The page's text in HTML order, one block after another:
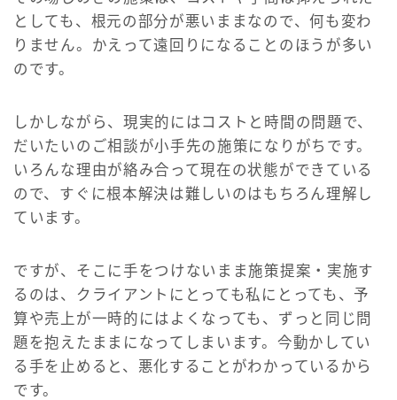
としても、根元の部分が悪いままなので、何も変わ
りません。かえって遠回りになることのほうが多い
のです。
しかしながら、現実的にはコストと時間の問題で、
だいたいのご相談が小手先の施策になりがちです。
いろんな理由が絡み合って現在の状態ができている
ので、すぐに根本解決は難しいのはもちろん理解し
ています。
ですが、そこに手をつけないまま施策提案・実施す
るのは、クライアントにとっても私にとっても、予
算や売上が一時的にはよくなっても、ずっと同じ問
題を抱えたままになってしまいます。今動かしてい
る手を止めると、悪化することがわかっているから
です。